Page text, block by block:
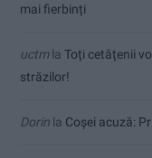
mai fierbinți
uctmla Toți cetățenii
străzilor!
Dorin la Coșei acuză: